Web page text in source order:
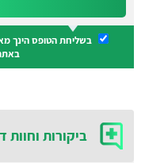
בשליחת הטופס הינך
ביקורות וחוות